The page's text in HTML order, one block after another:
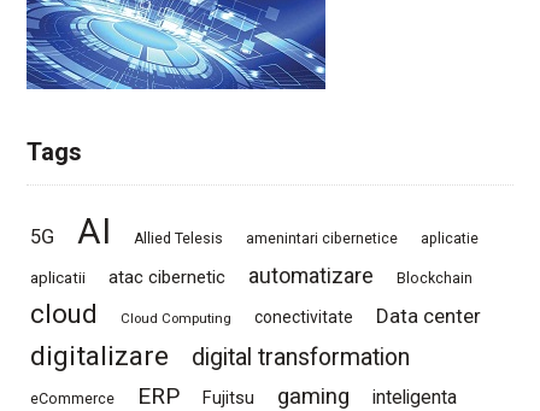
Tags
5G AI Allied Telesis amenintari cibernetice aplicatie
aplicatii atac cibernetic automatizare Blockchain
cloud Cloud Computing conectivitate Data center
digitalizare digital transformation
eCommerce ERP Fujitsu gaming
inteligenta